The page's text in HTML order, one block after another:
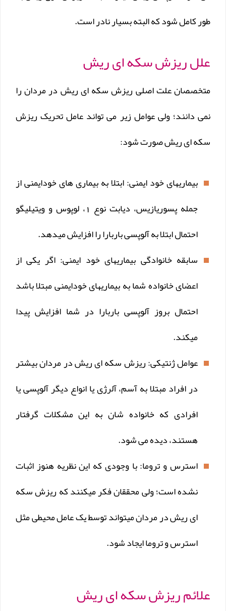
طور کامل شود که البته بسیار نادر است.
علل ریزش سکه ای ریش
متخصصان علت اصلی ریزش سکه ای ریش در مردان را
نمی دانند؛ ولی عوامل زیر می تواند عامل تحریک ریزش
سکه ای ریش صورت شود:
بیماریهای خود ایمنی: ابتلا به بیماری های خودایمنی از
جمله پسوریازیس، دیابت نوع 1، لوپوس و ویتیلیگو
احتمال ابتلا به آلوپسی باربارا را افزایش میدهد.
سابقه خانوادگی بیماریهای خود ایمنی: اگر یکی از
اعضای خانواده شما به بیماریهای خودایمنی مبتلا باشد
احتمال بروز آلوپسی باربارا در شما افزایش پیدا
میکند.
عوامل ژنتیکی: ریزش سکه ای ریش در مردان بیشتر
در افراد مبتلا به آسم، آلرژی یا انواع دیگر آلوپسی یا
افرادی که خانواده شان به این مشکلات گرفتار
هستند، دیده می شود.
استرس و تروما: با وجودی که این نظریه هنوز اثبات
نشده است؛ ولی محققان فکر میکنند که ریزش سکه
ای ریش در مردان میتواند توسط یک عامل محیطی مثل
استرس و تروما ایجاد شود.
علائم ریزش سکه ای ریش